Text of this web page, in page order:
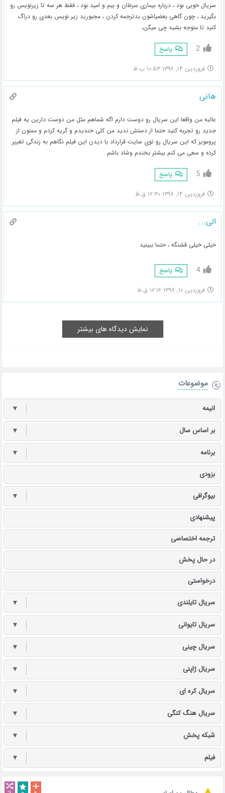
سریال خوبی بود ، درباره بیماری سرطان و بیم و امید بود ، فقط هر سه تا زیرنویس رو
بگیرید ، چون گاهی بعضیاشون بدترجمه کردن ، مجبورید زیر نویس بعدی رو دراگ
کنید تا متوجه بشید چی میگن،
2 پاسخ
فروردین ۱۴, ۱۳۹۸ ۱۰:۵۳ ب.ظ
هانی
عالبه من واقعا این سریال رو دوست دارم اگه شماهم مثل من دوست دارین یه فیلم
جدید رو تجربه کنید حتما از دستش ندید من کلی خندیدم و گریه کردم و ممنون از
پرومویز که این سریال رو توی سایت قرارداد با دیدن این فیلم نگاهم به زندگی تغییر
کرده و سعی می کنم بیشتر بخندم وشاد باشم .
5 پاسخ
فروردین ۱۴, ۱۳۹۸ ۱۲:۳۰ ق.ظ
الی...
خیلی خیلی قشنگه ، حتما ببینید
4 پاسخ
فروردین ۱۰, ۱۳۹۸ ۱۲:۱۶ ق.ظ
نمایش دیدگاه های بیشتر
موضوعات
انیمه ▼
بر اساس سال ▼
برنامه ▼
بزودی
بیوگرافی ▼
پیشنهادی
ترجمه اختصاصی
در حال پخش
درخواستی
سریال تایلندی ▼
سریال تایوانی ▼
سریال چینی ▼
سریال ژاپنی ▼
سریال کره ای ▼
سریال هنگ کنگی ▼
شبکه پخش ▼
فیلم ▼